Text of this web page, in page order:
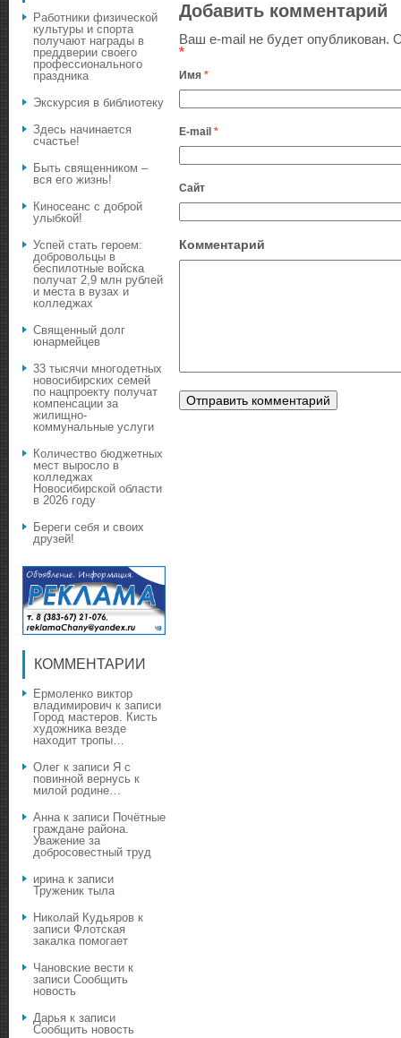
Добавить комментарий
Ваш e-mail не будет опубликован.
*
Имя *
E-mail *
Сайт
Комментарий
Работники физической
культуры и спорта
получают награды в
преддверии своего
профессионального
праздника
Экскурсия в библиотеку
Здесь начинается
счастье!
Быть священником –
вся его жизнь!
Киносеанс с доброй
улыбкой!
Успей стать героем:
добровольцы в
беспилотные войска
получат 2,9 млн рублей
и места в вузах и
колледжах
Священный долг
юнармейцев
33 тысячи многодетных
новосибирских семей
по нацпроекту получат
компенсации за
жилищно-
коммунальные услуги
Количество бюджетных
мест выросло в
колледжах
Новосибирской области
в 2026 году
Береги себя и своих
друзей!
КОММЕНТАРИИ
Ермоленко виктор
владимирович к записи
Город мастеров. Кисть
художника везде
находит тропы…
Олег к записи Я с
повинной вернусь к
милой родине…
Аннак записи Почётные
граждане района.
Уважение за
добросовестный труд
иринак записи
Труженик тыла
Николай Кудьяров к
записи Флотская
закалка помогает
Чановские вести к
записи Сообщить
новость
Дарья к записи
Сообщить новость